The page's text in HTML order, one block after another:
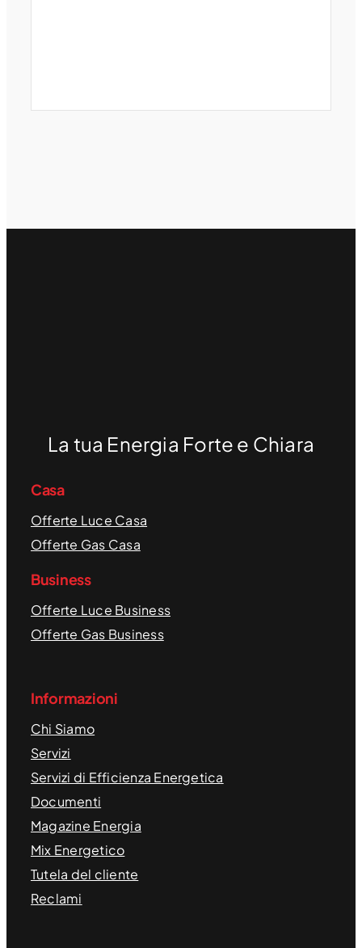
La tua Energia Forte e Chiara
Casa
Offerte Luce Casa
Offerte Gas Casa
Business
Offerte Luce Business
Offerte Gas Business
Informazioni
Chi Siamo
Servizi
Servizi di Efficienza Energetica
Documenti
Magazine Energia
Mix Energetico
Tutela del cliente
Reclami